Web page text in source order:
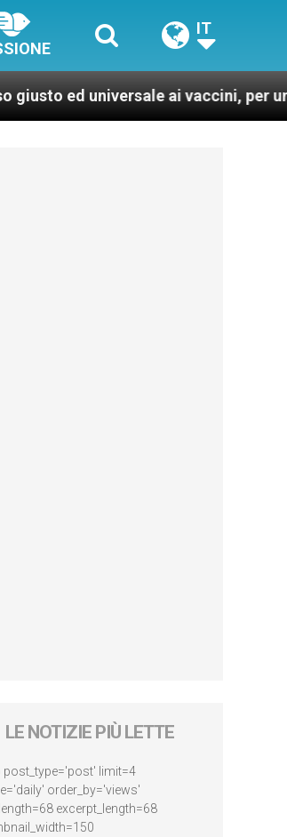
IT
ai vaccini, per un mondo più sano
LE NOTIZIE PIÙ LETTE
post_type='post' limit=4
order_by='views'
excerpt_length=68